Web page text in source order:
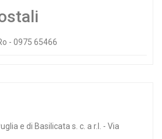
- 0975 65466
e di Basilicata s. c. a r.l. - Via